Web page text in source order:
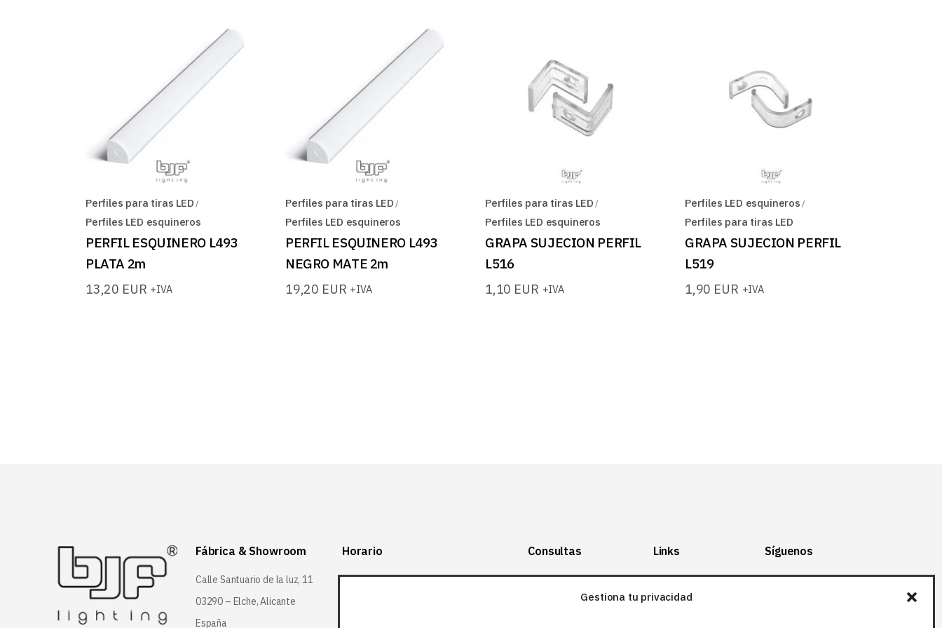
Gestiona tu privacidad
Perfiles para tiras LED
Perfiles LED esquineros
PERFIL ESQUINERO L493
PLATA 2m
13,20 EUR +IVA
Perfiles para tiras LED
Perfiles LED esquineros
PERFIL ESQUINERO L493
NEGRO MATE 2m
19,20 EUR +IVA
Perfiles para tiras LED
Perfiles LED esquineros
GRAPA SUJECION PERFIL
L516
1,10 EUR +IVA
Perfiles LED esquineros
Perfiles para tiras LED
GRAPA SUJECION PERFIL
L519
1,90 EUR +IVA
Fábrica & Showroom
Calle Santuario de la luz, 11
03290 – Elche, Alicante
España
Horario
Lunes-Viernes:
Consultas
+34 966 28 88
Links
Mapa del Sitio
Aviso legal
Síguenos
Facebook